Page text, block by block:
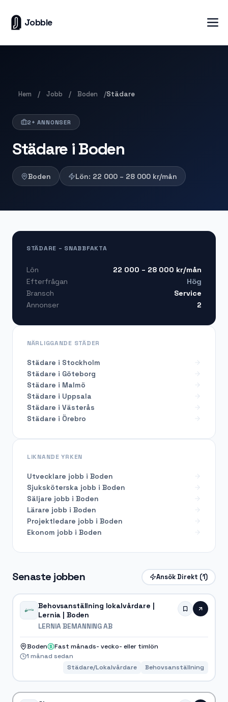
Jobble
Hem / Jobb / Boden /Städare
2+ ANNONSER
Städare i Boden
Boden Lön: 22 000 – 28 000 kr/mån
Senaste jobben Ansök Direkt (1)
Behovsanställning lokalvårdare |
Lernia | Boden
LERNIA BEMANNING AB
Boden
Fast månads- vecko- eller timlön
1 månad sedan
Städare/Lokalvårdare
Behovsanställning
STÄDARE – SNABBFAKTA
Lön 22 000 – 28 000 kr/mån
Efterfrågan
Hög
Bransch
Service
Annonser
2
NÄRLIGGANDE STÄDER
Städare i Stockholm
Städare i Göteborg
Städare i Malmö
Städare i Uppsala
Städare i Västerås
Städare i Örebro
LIKNANDE YRKEN
Utvecklare jobb i Boden
Sjuksköterska jobb i Boden
Säljare jobb i Boden
Lärare jobb i Boden
Projektledare jobb i Boden
Ekonom jobb i Boden